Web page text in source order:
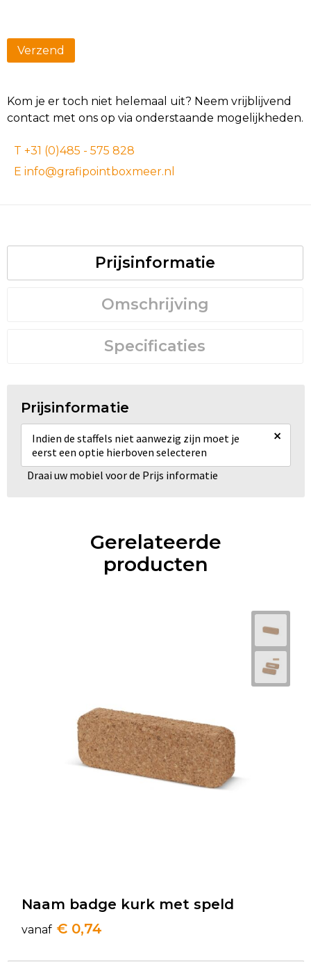
Kom je er toch niet helemaal uit? Neem vrijblijvend
contact met ons op via onderstaande mogelijkheden.
T +31 (0)485 - 575 828
E info@grafipointboxmeer.nl
Prijsinformatie
Omschrijving
Specificaties
Prijsinformatie
Indien de staffels niet aanwezig zijn moet je
eerst een optie hierboven selecteren
×
Draai uw mobiel voor de Prijs informatie
Gerelateerde
producten
Naam badge kurk met speld
vanaf € 0,74